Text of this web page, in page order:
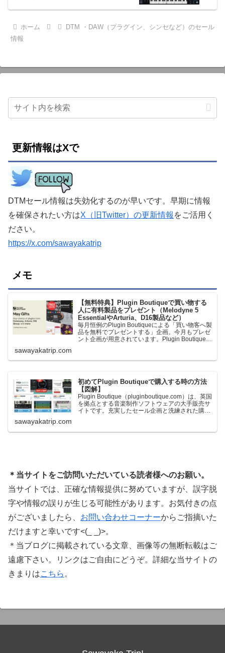
ホーム
DTM ・DAW（プラグイン、シンセなど）のセール
情報
更新情報はXで
DTMセール情報は失効化するのが早いです。早期に情報
を確保されたい方はX（旧Twitter）の更新情報 をご活用く
ださい。
https://x.com/sawayakatrip
メモ
【無料特典】Plugin Boutiqueで買い物する
人に有料製品をプレゼント（Melodyne 5
EssentialやArturia、D16製品など）
毎月恒例のPlugin Boutiqueによる「買い物客へ製
品を無料でプレゼントする」企画。今月もプレゼ
ント企画が用意されています。Plugin Boutiqueで
ます。＊無料配布終了予定日：日本時間：
sawayakatrip.com
初めてPlugin Boutiqueで購入する時の方法
【図解】
Plugin Boutique（pluginboutique.com）は、英国
を拠点とする音楽制作ソフトウェアの大手販売サ
イトです。充実したセール企画と洗練された購入
に知っておきたいこと価格表示に…
sawayakatrip.com
＊当サイトをご訪問いただいている読者様へのお願い。
当サイトでは、正確な情報提供に努めていますが、誤字脱
字や情報の誤りが生じる可能性があります。お気付きの点
がございましたら、 お問い合わせコーナーからご指摘いた
だけますと幸いです<(_ _)>。
＊当ブログに掲載されている文章、画像等の無断転載はご
遠慮下さい。リンクはご自由にどうぞ。詳細な当サイトの
きまりはこちら 。